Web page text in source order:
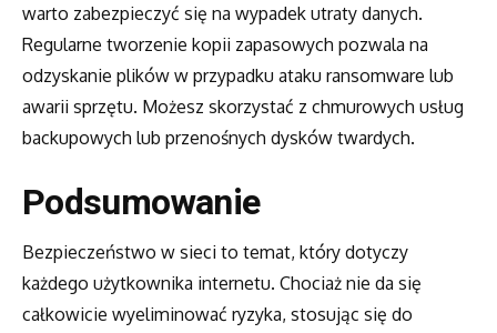
warto zabezpieczyć się na wypadek utraty danych.
Regularne tworzenie kopii zapasowych pozwala na
odzyskanie plików w przypadku ataku ransomware lub
awarii sprzętu. Możesz skorzystać z chmurowych usług
backupowych lub przenośnych dysków twardych.
Podsumowanie
Bezpieczeństwo w sieci to temat, który dotyczy
każdego użytkownika internetu. Chociaż nie da się
całkowicie wyeliminować ryzyka, stosując się do